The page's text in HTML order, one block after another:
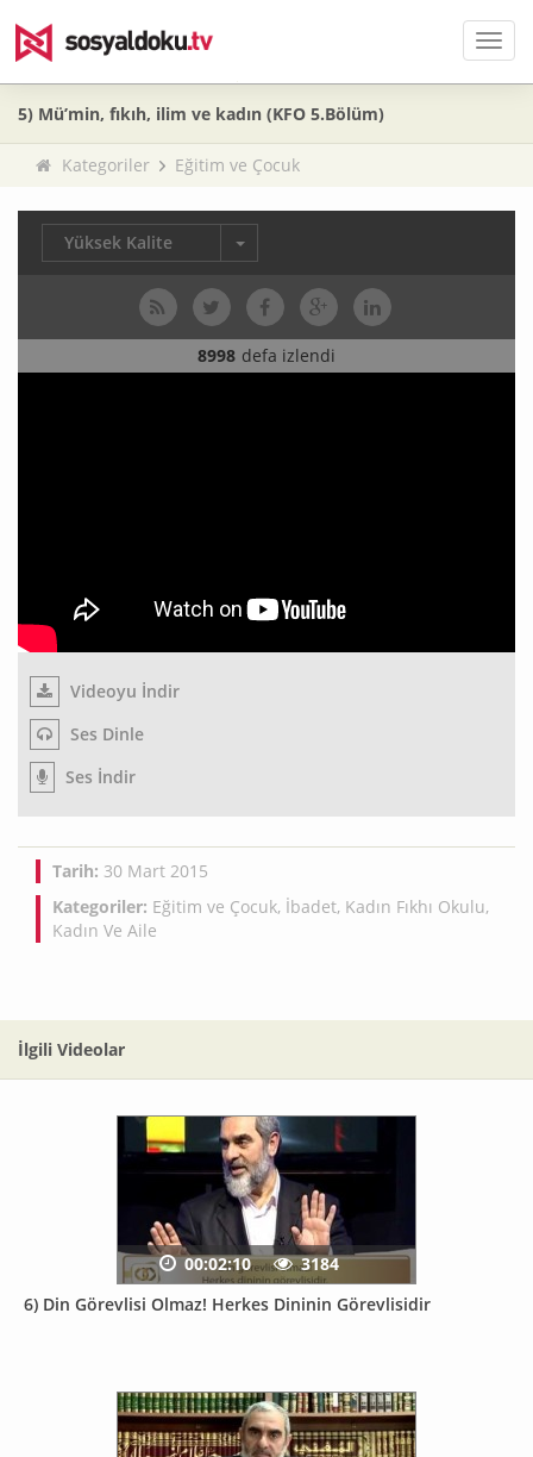
Menü
5) Mü’min, fıkıh, ilim ve kadın (KFO 5.Bölüm)
Kategoriler Eğitim ve Çocuk
Yüksek Kalite
8998 defa izlendi
Videoyu İndir
Ses Dinle
Ses İndir
Tarih: 30 Mart 2015
Kategoriler: Eğitim ve Çocuk, İbadet, Kadın Fıkhı Okulu,
Kadın Ve Aile
İlgili Videolar
6) Din Görevlisi Olmaz! Herkes Dininin Görevlisidir
00:02:10 3184